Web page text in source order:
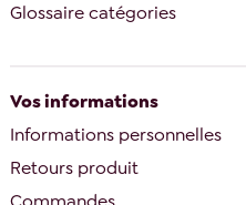
Glossaire catégories
Vos informations
Informations personnelles
Retours produit